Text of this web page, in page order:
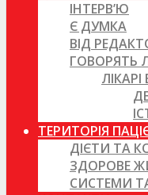
ІНТЕРВ’Ю
Є ДУМКА
ВІД
ГОВОРЯТЬ
ТЕРИТОРІЯ
ДІЄТИ ТА
ЗДОРОВЕ
СИСТЕМИ